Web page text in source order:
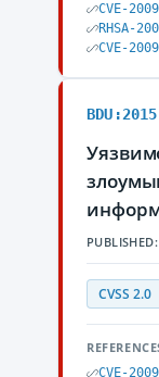
CVE-
RHSA-
CVE-
PUBLISHED:
CVSS 2.0
CVE-